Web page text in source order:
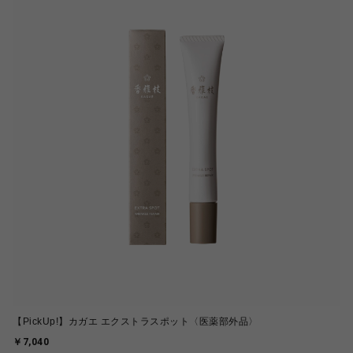
【PickUp!】カガエ エクストラスポット〈医薬部外品〉
￥7,040